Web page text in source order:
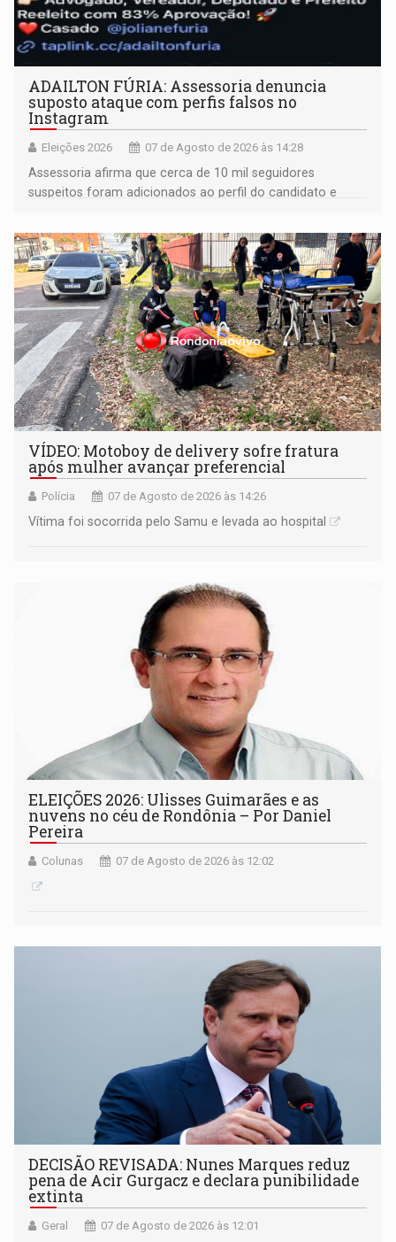
ADAILTON FÚRIA: Assessoria denuncia
suposto ataque com perfis falsos no
Instagram
Eleições 2026 07 de Agosto de 2026 às 14:28
Assessoria afirma que cerca de 10 mil seguidores
suspeitos foram adicionados ao perfil do candidato e
remover as contas
VÍDEO: Motoboy de delivery sofre fratura
após mulher avançar preferencial
Polícia 07 de Agosto de 2026 às 14:26
Vítima foi socorrida pelo Samu e levada ao hospital
ELEIÇÕES 2026: Ulisses Guimarães e as
nuvens no céu de Rondônia – Por Daniel
Pereira
Colunas 07 de Agosto de 2026 às 12:02
DECISÃO REVISADA: Nunes Marques reduz
pena de Acir Gurgacz e declara punibilidade
extinta
Geral 07 de Agosto de 2026 às 12:01